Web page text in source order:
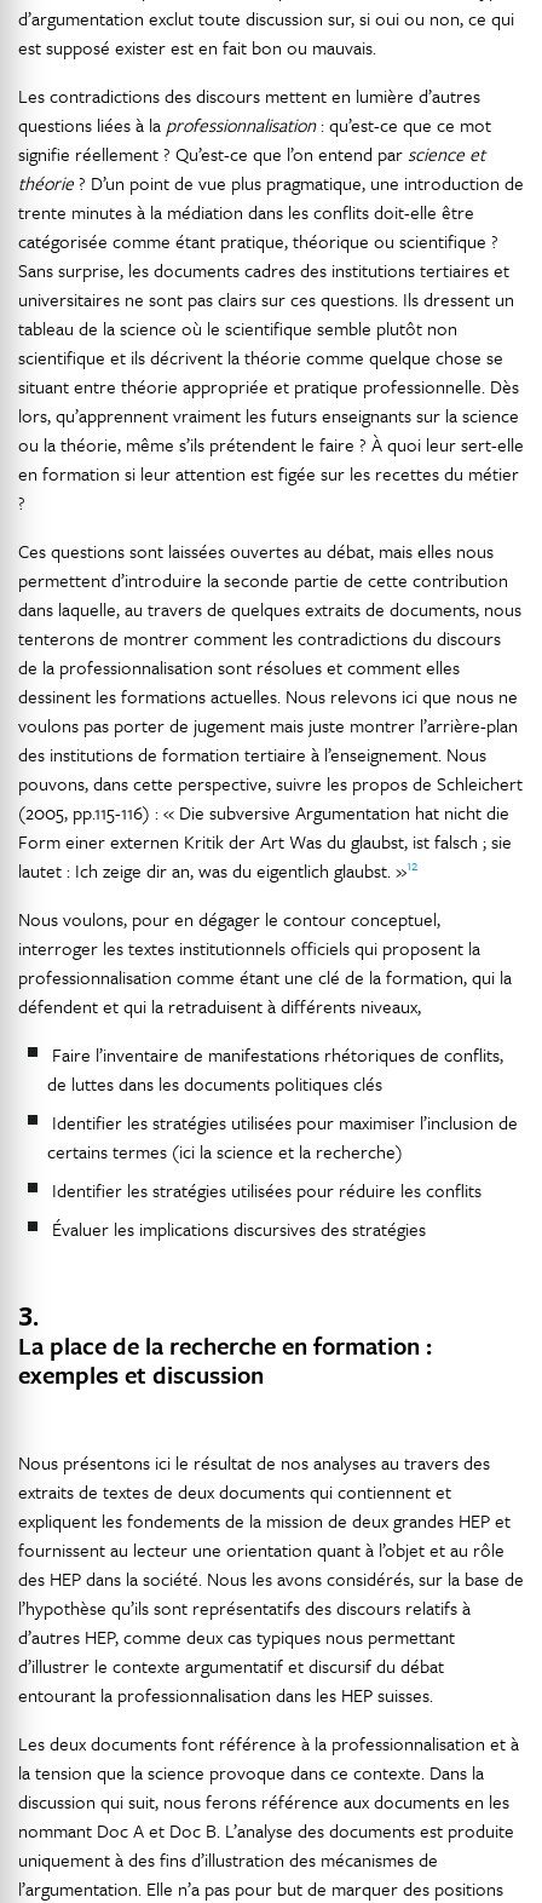
d’argumentation exclut toute discussion sur, si oui ou non, ce qui
est supposé exister est en fait bon ou mauvais.
Les contradictions des discours mettent en lumière d’autres
questions liées à la professionnalisation: qu’est-ce que ce mot
signifie réellement ? Qu’est-ce que l’on entend parscience et
théorie? D’un point de vue plus pragmatique, une introduction de
trente minutes à la médiation dans les conflits doit-elle être
catégorisée comme étant pratique, théorique ou scientifique ?
Sans surprise, les documents cadres des institutions tertiaires et
universitaires ne sont pas clairs sur ces questions. Ils dressent un
tableau de la science où le scientifique semble plutôt non
scientifique et ils décrivent la théorie comme quelque chose se
situant entre théorie appropriée et pratique professionnelle. Dès
lors, qu’apprennent vraiment les futurs enseignants sur la science
ou la théorie, même s’ils prétendent le faire ? À quoi leur sert-elle
en formation si leur attention est figée sur les recettes du métier
?
Ces questions sont laissées ouvertes au débat, mais elles nous
permettent d’introduire la seconde partie de cette contribution
dans laquelle, au travers de quelques extraits de documents, nous
tenterons de montrer comment les contradictions du discours
de la professionnalisation sont résolues et comment elles
dessinent les formations actuelles. Nous relevons ici que nous ne
voulons pas porter de jugement mais juste montrer l’arrière-plan
des institutions de formation tertiaire à l’enseignement. Nous
pouvons, dans cette perspective, suivre les propos de Schleichert
(2005, pp.115-116) : « Die subversive Argumentation hat nicht die
Form einer externen Kritik der Art Was du glaubst, ist falsch ; sie
lautet : Ich zeige dir an, was du eigentlich glaubst. »12
Nous voulons, pour en dégager le contour conceptuel,
interroger les textes institutionnels officiels qui proposent la
professionnalisation comme étant une clé de la formation, qui la
défendent et qui la retraduisent à différents niveaux,
Faire l’inventaire de manifestations rhétoriques de conflits,
de luttes dans les documents politiques clés
Identifier les stratégies utilisées pour maximiser l’inclusion de
certains termes (ici la science et la recherche)
Identifier les stratégies utilisées pour réduire les conflits
Évaluer les implications discursives des stratégies
3.
La place de la recherche en formation :
exemples et discussion
Nous présentons ici le résultat de nos analyses au travers des
extraits de textes de deux documents qui contiennent et
expliquent les fondements de la mission de deux grandes HEP et
fournissent au lecteur une orientation quant à l’objet et au rôle
des HEP dans la société. Nous les avons considérés, sur la base de
l’hypothèse qu’ils sont représentatifs des discours relatifs à
d’autres HEP, comme deux cas typiques nous permettant
d’illustrer le contexte argumentatif et discursif du débat
entourant la professionnalisation dans les HEP suisses.
Les deux documents font référence à la professionnalisation et à
la tension que la science provoque dans ce contexte. Dans la
discussion qui suit, nous ferons référence aux documents en les
nommant Doc A et Doc B. L’analyse des documents est produite
uniquement à des fins d’illustration des mécanismes de
l’argumentation. Elle n’a pas pour but de marquer des positions